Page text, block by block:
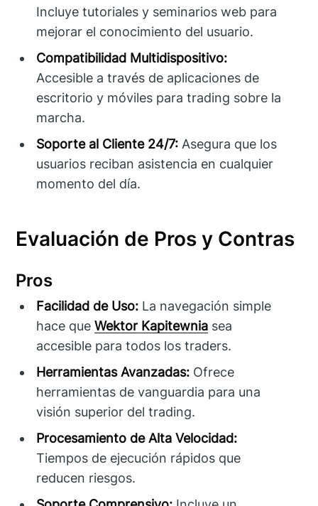
Incluye tutoriales y seminarios web para
mejorar el conocimiento del usuario.
Compatibilidad Multidispositivo:
Accesible a través de aplicaciones de
escritorio y móviles para trading sobre la
marcha.
Soporte al Cliente 24/7: Asegura que los
usuarios reciban asistencia en cualquier
momento del día.
Evaluación de Pros y Contras
Pros
Facilidad de Uso: La navegación simple
hace queWektor Kapitewnia sea
accesible para todos los traders.
Herramientas Avanzadas: Ofrece
herramientas de vanguardia para una
visión superior del trading.
Procesamiento de Alta Velocidad:
Tiempos de ejecución rápidos que
reducen riesgos.